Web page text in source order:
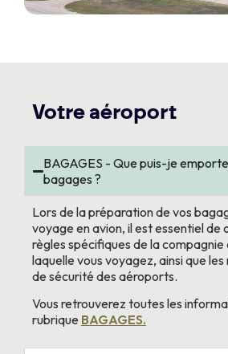
Votre aéroport
BAGAGES - Que puis-je
bagages ?
Lors de la préparation de vos
voyage en avion, il est essentiel de
règles spécifiques de la
laquelle vous voyagez, ainsi que
de sécurité des aéroports.
Vous retrouverez toutes les
rubrique BAGAGES.